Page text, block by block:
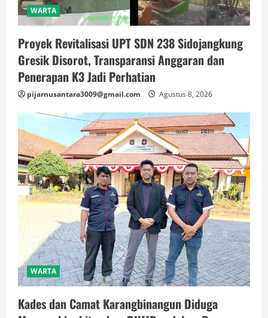
WARTA
Proyek Revitalisasi UPT SDN 238 Sidojangkung
Gresik Disorot, Transparansi Anggaran dan
Penerapan K3 Jadi Perhatian
pijarnusantara3009@gmail.com Agustus 8, 2026
WARTA
Kades dan Camat Karangbinangun Diduga